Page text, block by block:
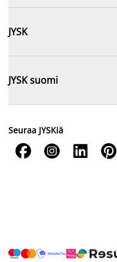
JYSK
JYSK suomi
Seuraa JYSKiä
   